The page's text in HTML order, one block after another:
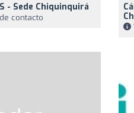
- Sede Chiquinquirá
contacto